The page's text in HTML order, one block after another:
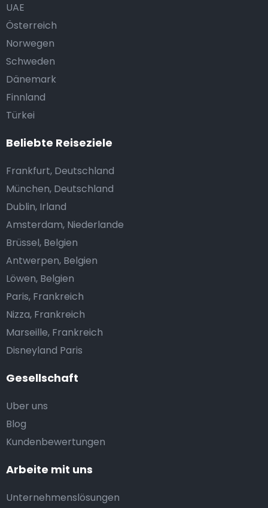
Gesellschaft
Uber uns
Blog
Kundenbewertungen
Arbeite mit uns
Unternehmenslösungen
UAE
Österreich
Norwegen
Schweden
Dänemark
Finnland
Türkei
Beliebte Reiseziele
Frankfurt, Deutschland
München, Deutschland
Dublin, Irland
Amsterdam, Niederlande
Brüssel, Belgien
Antwerpen, Belgien
Löwen, Belgien
Paris, Frankreich
Nizza, Frankreich
Marseille, Frankreich
Disneyland Paris